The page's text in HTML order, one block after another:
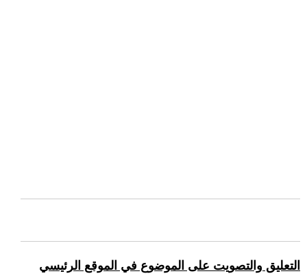
التعليق والتصويت على الموضوع في الموقع الرئيسي